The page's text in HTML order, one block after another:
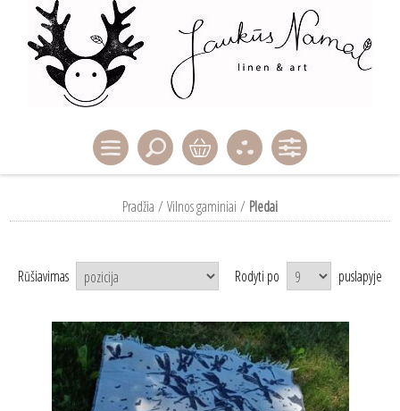
Pradžia / Vilnos gaminiai / Pledai
Rūšiavimas Rodyti po puslapyje